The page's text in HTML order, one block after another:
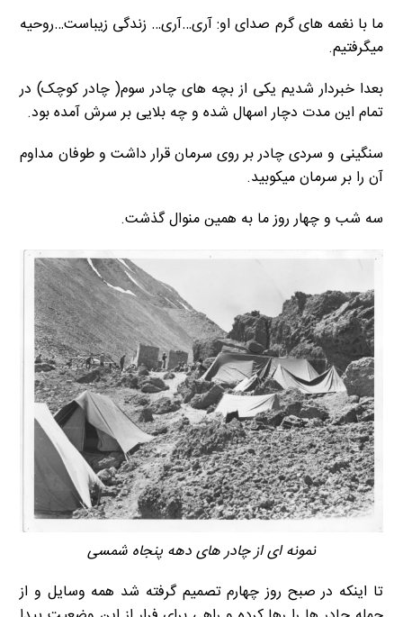
ما با نغمه های گرم صدای او: آری…آری… زندگی زیباست…روحیه
میگرفتیم.
بعدا خبردار شدیم یکی از بچه های چادر سوم( چادر کوچک) در
تمام این مدت دچار اسهال شده و چه بلایی بر سرش آمده بود.
سنگینی و سردی چادر بر روی سرمان قرار داشت و طوفان مداوم
آن را بر سرمان میکوبید.
سه شب و چهار روز ما به همین منوال گذشت.
نمونه ای از چادر های دهه پنجاه شمسی
تا اینکه در صبح روز چهارم تصمیم گرفته شد همه وسایل و از